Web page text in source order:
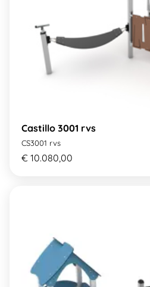
Castillo 3001 rvs
CS3001 rvs
€ 10.080,00